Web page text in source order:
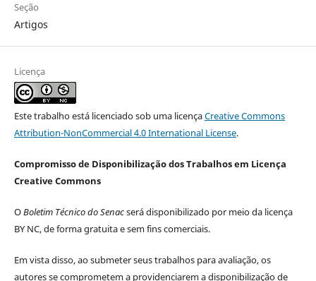
Seção
Artigos
Licença
Este trabalho está licenciado sob uma licençaCreative Commons
Attribution-NonCommercial 4.0 International License.
Compromisso de Disponibilização dos Trabalhos em Licença
Creative Commons
OBoletim Técnico do Senacserá disponibilizado por meio da licença
BY NC, de forma gratuita e sem fins comerciais.
Em vista disso, ao submeter seus trabalhos para avaliação, os
autores se comprometem a providenciarem a disponibilização de